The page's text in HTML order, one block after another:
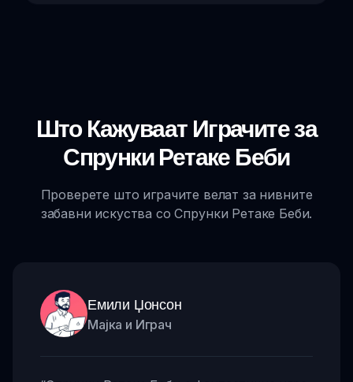
Што Кажуваат Играчите за
Спрунки Ретаке Беби
Проверете што играчите велат за нивните
забавни искуства со Спрунки Ретаке Беби.
Емили Џонсон
Мајка и Играч